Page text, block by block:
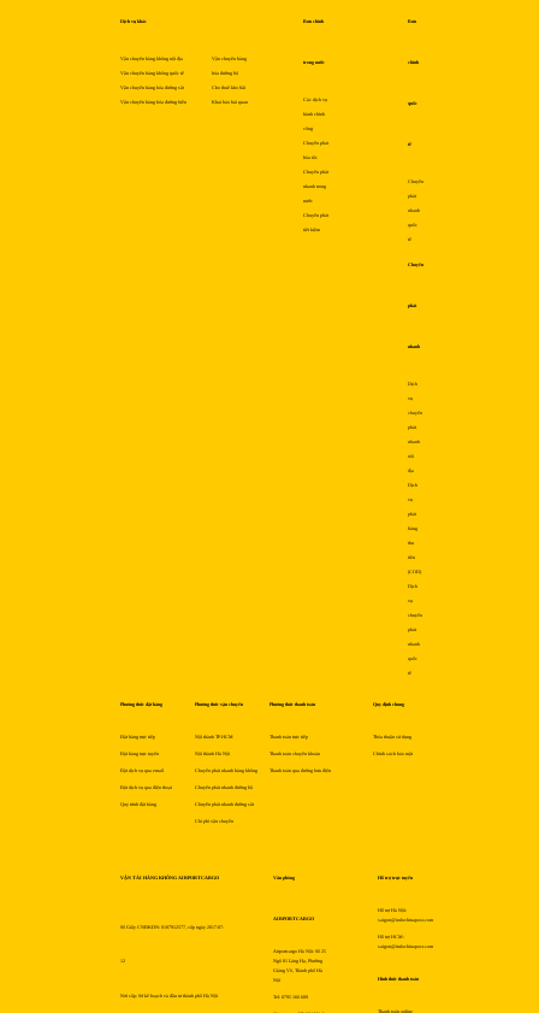
Dịch vụ khác
Vận chuyển hàng không nội địa
Vận chuyển hàng không quốc tế
Vận chuyển hàng hóa đường sắt
Vận chuyển hàng hóa đường biển
Vận chuyển hàng
hóa đường bộ
Cho thuê kho bãi
Khai báo hải quan
Bưu chính
trong nước
Các dịch vụ
hành chính
công
Chuyển phát
hỏa tốc
Chuyển phát
nhanh trong
nước
Chuyển phát
tiết kiệm
Bưu
chính
quốc
tế
Chuyển
phát
nhanh
quốc
tế
Chuyển
phát
nhanh
Dịch
vụ
chuyển
phát
nhanh
nội
địa
Dịch
vụ
phát
hàng
thu
tiền
(COD)
Dịch
vụ
chuyển
phát
nhanh
quốc
tế
Phương thức đặt hàng
Đặt hàng trực tiếp
Đặt hàng trực tuyến
Đặt dịch vụ qua email
Đặt dịch vụ qua điện thoại
Quy trình đặt hàng
Phương thức vận chuyển
Nội thành TP.HCM
Nội thành Hà Nội
Chuyển phát nhanh hàng không
Chuyển phát nhanh đường bộ
Chuyển phát nhanh đường sắt
Chi phí vận chuyển
Phương thức thanh toán
Thanh toán trực tiếp
Thanh toán chuyển khoản
Thanh toán qua đường bưu điện
Quy định chung
Thỏa thuận sử dụng
Chính sách bảo mật
VẬN TẢI HÀNG KHÔNG AIRPORTCARGO
Số Giấy CNĐKDN: 0107912577, cấp ngày 2017-07-
12
Nơi cấp: Sở kế hoạch và đầu tư thành phố Hà Nội
Văn phòng
AIRPORTCARGO
Airportcargo Hà Nội: Số 25
Ngõ 81 Láng Hạ, Phường
Giảng Võ, Thành phố Hà
Nội
Tel: 0795 166 689
Hỗ trợ trực tuyến
Hỗ trợ Hà Nội:
saigon@indochinapost.com
Hỗ trợ HCM:
saigon@indochinapost.com
Hình thức thanh toán
Thanh toán online